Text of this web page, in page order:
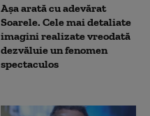
Așa arată cu adevărat
Soarele. Cele mai detaliate
imagini realizate vreodată
dezvăluie un fenomen
spectaculos